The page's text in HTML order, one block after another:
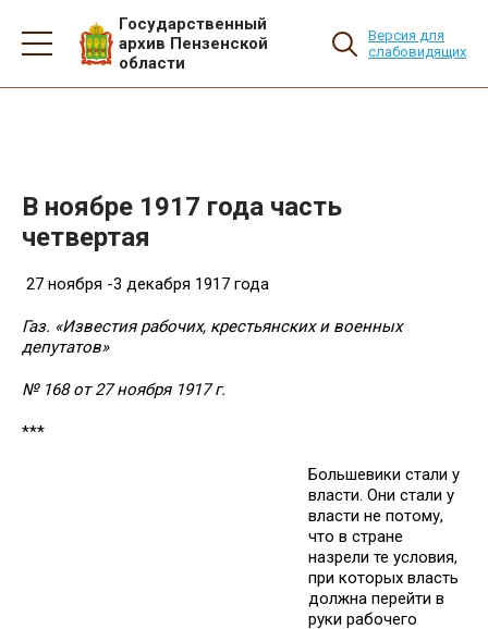
Государственный
архив Пензенской
области
Версия для
слабовидящих
В ноябре 1917 года часть
четвертая
27 ноября -3 декабря 1917 года
Газ. «Известия рабочих, крестьянских и военных
депутатов»
№ 168 от 27 ноября 1917 г.
***
Большевики стали у
власти. Они стали у
власти не потому,
что в стране
назрели те условия,
при которых власть
должна перейти в
руки рабочего